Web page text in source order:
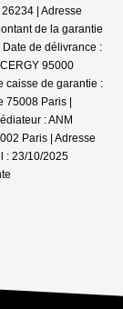
| Adresse
de la garantie
de délivrance :
95000
caisse de garantie :
75008 Paris |
: ANM
Paris | Adresse
: 23/10/2025